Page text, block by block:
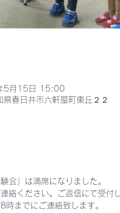
5月15日 15:00
春日井市六軒屋町東丘２２
会」は満席になりました。
絡ください。ご返信にて受付し
までにご連絡致します。